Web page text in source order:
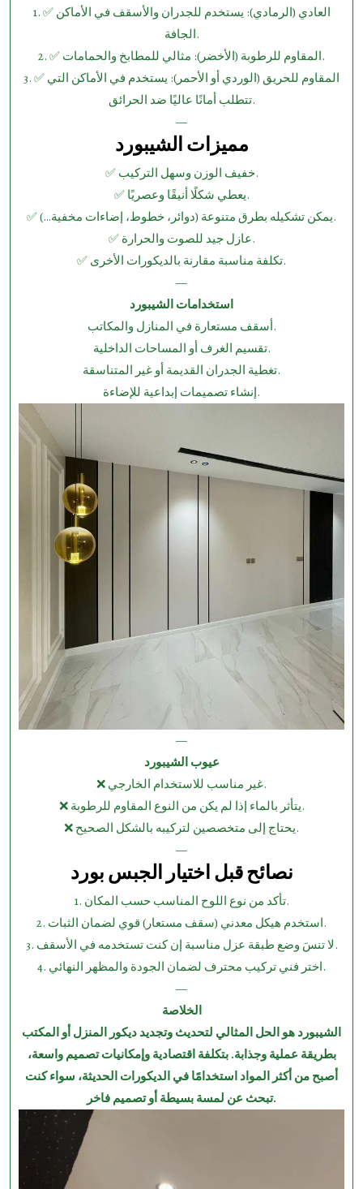
1.⁠ ⁠✅ العادي (الرمادي): يستخدم للجدران والأسقف في الأماكن
الجافة.
2.⁠ ⁠✅ المقاوم للرطوبة (الأخضر): مثالي للمطابخ والحمامات.
3.⁠ ⁠✅ المقاوم للحريق (الوردي أو الأحمر): يستخدم في الأماكن التي
تتطلب أمانًا عاليًا ضد الحرائق.
—
مميزات الشيبورد
✅ خفيف الوزن وسهل التركيب.
✅ يعطي شكلًا أنيقًا وعصريًا.
✅ يمكن تشكيله بطرق متنوعة (دوائر، خطوط، إضاءات مخفية…).
✅ عازل جيد للصوت والحرارة.
✅ تكلفة مناسبة مقارنة بالديكورات الأخرى.
—
استخدامات الشيبورد
أسقف مستعارة في المنازل والمكاتب.
تقسيم الغرف أو المساحات الداخلية.
تغطية الجدران القديمة أو غير المتناسقة.
إنشاء تصميمات إبداعية للإضاءة.
—
عيوب الشيبورد
❌ غير مناسب للاستخدام الخارجي.
❌ يتأثر بالماء إذا لم يكن من النوع المقاوم للرطوبة.
❌ يحتاج إلى متخصصين لتركيبه بالشكل الصحيح.
—
نصائح قبل اختيار الجبس بورد
1.⁠ ⁠تأكد من نوع اللوح المناسب حسب المكان.
2.⁠ ⁠استخدم هيكل معدني (سقف مستعار) قوي لضمان الثبات.
3.⁠ ⁠لا تنسَ وضع طبقة عزل مناسبة إن كنت تستخدمه في الأسقف.
4.⁠ ⁠اختر فني تركيب محترف لضمان الجودة والمظهر النهائي.
—
الخلاصة
الشيبورد هو الحل المثالي لتحديث وتجديد ديكور المنزل أو المكتب
بطريقة عملية وجذابة. بتكلفة اقتصادية وإمكانيات تصميم واسعة،
أصبح من أكثر المواد استخدامًا في الديكورات الحديثة، سواء كنت
تبحث عن لمسة بسيطة أو تصميم فاخر.